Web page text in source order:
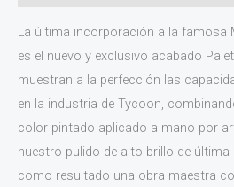
La última incorporación a la famosa
es el nuevo y exclusivo acabado
muestran a la perfección las
en la industria de Tycoon,
color pintado aplicado a mano por
nuestro pulido de alto brillo de última
como resultado una obra maestra